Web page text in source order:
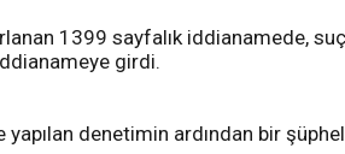
1399 sayfalık iddianamede,
girdi.
denetimin ardından bir